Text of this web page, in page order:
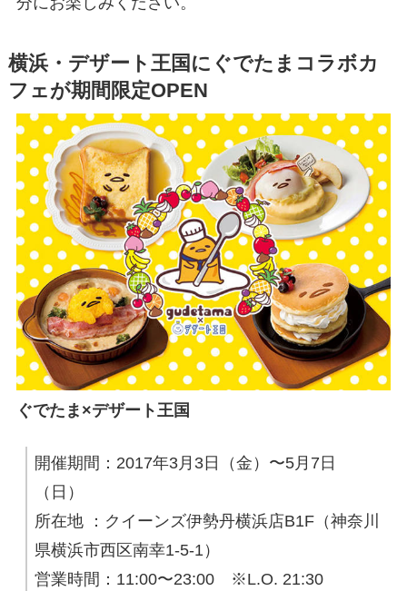
横浜・デザート王国にぐでたまコラボカ
フェが期間限定OPEN
ぐでたま×デザート王国
開催期間：2017年3月3日（金）〜5月7日
（日）
所在地 ：クイーンズ伊勢丹横浜店B1F（神奈川
県横浜市西区南幸1-5-1）
営業時間：11:00〜23:00 ※L.O. 21:30